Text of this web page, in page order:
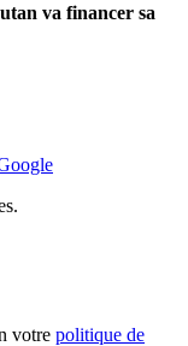
va financer sa
votre politique de